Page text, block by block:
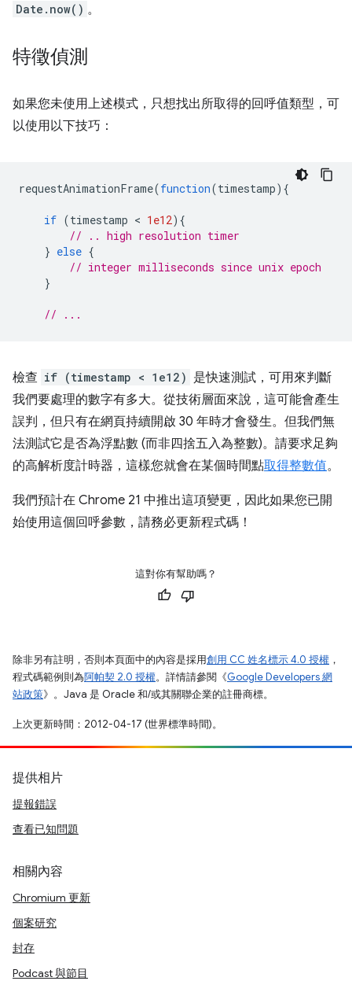
Date.now() 。
特徵偵測
如果您未使用上述模式，只想找出所取得的回呼值類型，可
以使用以下技巧：
requestAnimationFrame(function(timestamp){
if (timestamp < 1e12){
// .. high resolution timer
} else {
// integer milliseconds since unix epoch
}
// ...
檢查 if (timestamp < 1e12) 是快速測試，可用來判斷
我們要處理的數字有多大。從技術層面來說，這可能會產生
誤判，但只有在網頁持續開啟 30 年時才會發生。但我們無
法測試它是否為浮點數 (而非四捨五入為整數)。請要求足夠
的高解析度計時器，這樣您就會在某個時間點取得整數值。
我們預計在 Chrome 21 中推出這項變更，因此如果您已開
始使用這個回呼參數，請務必更新程式碼！
這對你有幫助嗎？
除非另有註明，否則本頁面中的內容是採用創用 CC 姓名標示 4.0 授權 ，
程式碼範例則為阿帕契 2.0 授權。詳情請參閱《Google Developers 網
站政策》。Java 是 Oracle 和/或其關聯企業的註冊商標。
上次更新時間：2012-04-17 (世界標準時間)。
提供相片
提報錯誤
查看已知問題
相關內容
Chromium 更新
個案研究
封存
Podcast 與節目